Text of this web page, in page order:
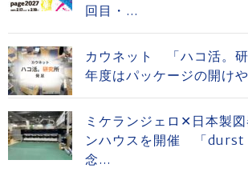
回目・...
カウネット 「ハコ活。
年度はパッケージの開け
ミケランジェロ✕日本製
ンハウスを開催 「durst
念...